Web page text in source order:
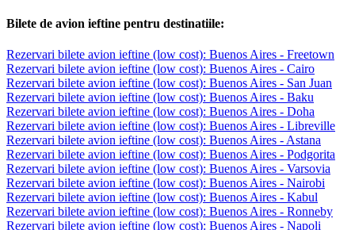
Bilete de avion ieftine pentru destinatiile:
Rezervari bilete avion ieftine (low cost): Buenos Aires - Freetown
Rezervari bilete avion ieftine (low cost): Buenos Aires - Cairo
Rezervari bilete avion ieftine (low cost): Buenos Aires - San Juan
Rezervari bilete avion ieftine (low cost): Buenos Aires - Baku
Rezervari bilete avion ieftine (low cost): Buenos Aires - Doha
Rezervari bilete avion ieftine (low cost): Buenos Aires - Libreville
Rezervari bilete avion ieftine (low cost): Buenos Aires - Astana
Rezervari bilete avion ieftine (low cost): Buenos Aires - Podgorita
Rezervari bilete avion ieftine (low cost): Buenos Aires - Varsovia
Rezervari bilete avion ieftine (low cost): Buenos Aires - Nairobi
Rezervari bilete avion ieftine (low cost): Buenos Aires - Kabul
Rezervari bilete avion ieftine (low cost): Buenos Aires - Ronneby
Rezervari bilete avion ieftine (low cost): Buenos Aires - Napoli